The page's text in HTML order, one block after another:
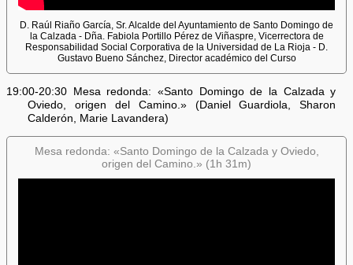
D. Raúl Riaño García, Sr. Alcalde del Ayuntamiento de Santo Domingo de
la Calzada - Dña. Fabiola Portillo Pérez de Viñaspre, Vicerrectora de
Responsabilidad Social Corporativa de la Universidad de La Rioja - D.
Gustavo Bueno Sánchez, Director académico del Curso
19:00-20:30 Mesa redonda: «Santo Domingo de la Calzada y
Oviedo, origen del Camino.» (Daniel Guardiola, Sharon
Calderón, Marie Lavandera)
Mesa redonda: «Santo Domingo de la Calzada y Oviedo,
origen del Camino.» (1h 31m)